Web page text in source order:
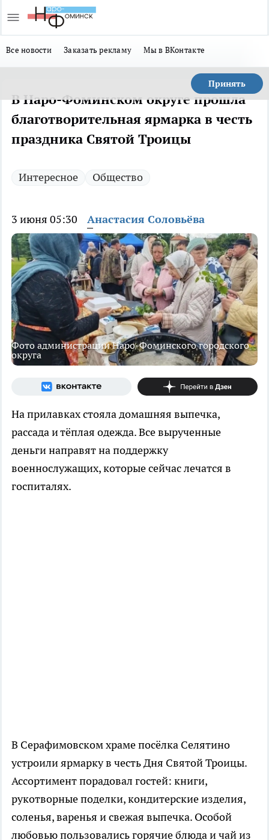
Все новости Заказать рекламу Мы в ВКонтакте
Принять
В Наро-Фоминском округе прошла
благотворительная ярмарка в честь
праздника Святой Троицы
Интересное Общество
3 июня 05:30 Анастасия Соловьёва
Фото администрации Наро-Фоминского городского
округа
На прилавках стояла домашняя выпечка,
рассада и тёплая одежда. Все вырученные
деньги направят на поддержку
военнослужащих, которые сейчас лечатся в
госпиталях.
В Серафимовском храме посёлка Селятино
устроили ярмарку в честь Дня Святой Троицы.
Ассортимент порадовал гостей: книги,
рукотворные поделки, кондитерские изделия,
соленья, варенья и свежая выпечка. Особой
любовью пользовались горячие блюда и чай из